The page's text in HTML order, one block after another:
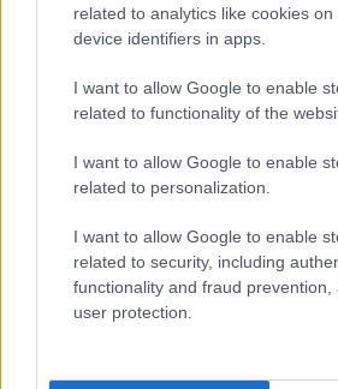
related to analytics like cookies on
device identifiers in apps.
I want to allow Google to enable
related to functionality of the
I want to allow Google to enable
related to personalization.
I want to allow Google to enable
related to security, including
functionality and fraud prevention,
user protection.
Cristian Castiglioni · 8 Ago 2026